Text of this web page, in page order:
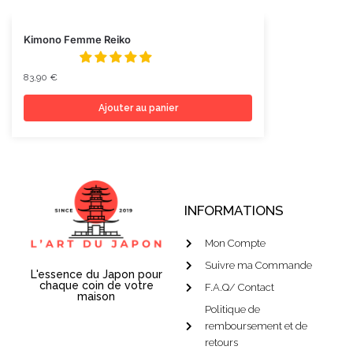
Kimono Femme Reiko
83,90 €
Ajouter au panier
L'essence du Japon pour
chaque coin de votre
maison
INFORMATIONS
Mon Compte
Suivre ma Commande
F.A.Q/ Contact
Politique de
remboursement et de
retours